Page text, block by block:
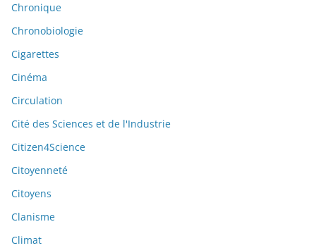
Chronique
Chronobiologie
Cigarettes
Cinéma
Circulation
Cité des Sciences et de l'Industrie
Citizen4Science
Citoyenneté
Citoyens
Clanisme
Climat